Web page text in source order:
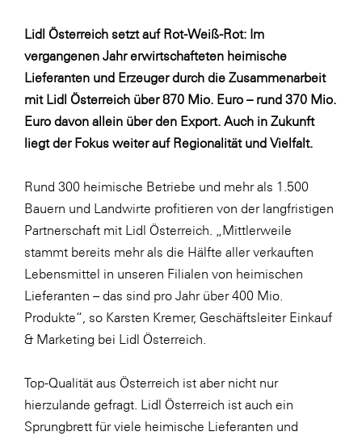
sebamed
SeneCura
Somfy
SPIEGLTEC
STIHL Tirol
TAG GmbH
Wirtschaftskammer Salzburg
Lidl Österreich setzt auf Rot-Weiß-Rot: Im
vergangenen Jahr erwirtschafteten heimische
Lieferanten und Erzeuger durch die Zusammenarbeit
mit Lidl Österreich über 870 Mio. Euro – rund 370 Mio.
Euro davon allein über den Export. Auch in Zukunft
liegt der Fokus weiter auf Regionalität und Vielfalt.
Rund 300 heimische Betriebe und mehr als 1.500
Bauern und Landwirte profitieren von der langfristigen
Partnerschaft mit Lidl Österreich. „Mittlerweile
stammt bereits mehr als die Hälfte aller verkauften
Lebensmittel in unseren Filialen von heimischen
Lieferanten – das sind pro Jahr über 400 Mio.
Produkte“, so Karsten Kremer, Geschäftsleiter Einkauf
& Marketing bei Lidl Österreich.
Top-Qualität aus Österreich ist aber nicht nur
hierzulande gefragt. Lidl Österreich ist auch ein
Sprungbrett für viele heimische Lieferanten und